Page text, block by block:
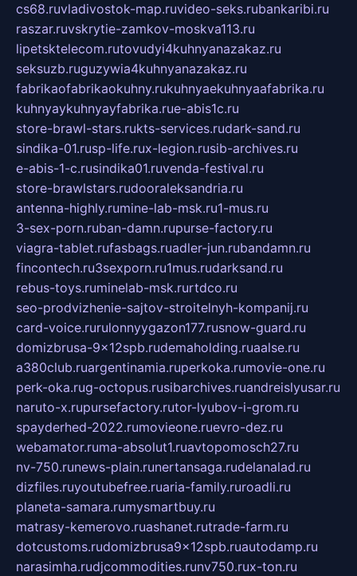
cs68.ruvladivostok-map.ruvideo-seks.rubankaribi.ru
raszar.ruvskrytie-zamkov-moskva113.ru
lipetsktelecom.rutovudyi4kuhnyanazakaz.ru
seksuzb.ruguzywia4kuhnyanazakaz.ru
fabrikaofabrikaokuhny.rukuhnyaekuhnyaafabrika.ru
kuhnyaykuhnyayfabrika.rue-abis1c.ru
store-brawl-stars.rukts-services.rudark-sand.ru
sindika-01.rusp-life.rux-legion.rusib-archives.ru
e-abis-1-c.rusindika01.ruvenda-festival.ru
store-brawlstars.rudooraleksandria.ru
antenna-highly.rumine-lab-msk.ru1-mus.ru
3-sex-porn.ruban-damn.rupurse-factory.ru
viagra-tablet.rufasbags.ruadler-jun.rubandamn.ru
fincontech.ru3sexporn.ru1mus.rudarksand.ru
rebus-toys.ruminelab-msk.rurtdco.ru
seo-prodvizhenie-sajtov-stroitelnyh-kompanij.ru
card-voice.rurulonnyygazon177.rusnow-guard.ru
domizbrusa-9x12spb.rudemaholding.ruaalse.ru
a380club.ruargentinamia.ruperkoka.rumovie-one.ru
perk-oka.rug-octopus.rusibarchives.ruandreislyusar.ru
naruto-x.rupursefactory.rutor-lyubov-i-grom.ru
spayderhed-2022.rumovieone.ruevro-dez.ru
webamator.ruma-absolut1.ruavtopomosch27.ru
nv-750.runews-plain.runertansaga.rudelanalad.ru
dizfiles.ruyoutubefree.ruaria-family.ruroadli.ru
planeta-samara.rumysmartbuy.ru
matrasy-kemerovo.ruashanet.rutrade-farm.ru
dotcustoms.rudomizbrusa9x12spb.ruautodamp.ru
narasimha.rudjcommodities.runv750.rux-ton.ru